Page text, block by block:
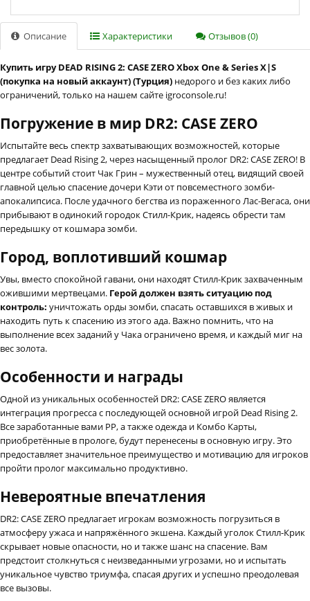
Описание Характеристики Отзывов (0)
Купить игру DEAD RISING 2: CASE ZERO Xbox One & Series X|S
(покупка на новый аккаунт) (Турция) недорого и без каких либо
ограничений, только на нашем сайте igroconsole.ru!
Погружение в мир DR2: CASE ZERO
Испытайте весь спектр захватывающих возможностей, которые
предлагает Dead Rising 2, через насыщенный пролог DR2: CASE ZERO! В
центре событий стоит Чак Грин – мужественный отец, видящий своей
главной целью спасение дочери Кэти от повсеместного зомби-
апокалипсиса. После удачного бегства из пораженного Лас-Вегаса, они
прибывают в одинокий городок Стилл-Крик, надеясь обрести там
передышку от кошмара зомби.
Город, воплотивший кошмар
Увы, вместо спокойной гавани, они находят Стилл-Крик захваченным
ожившими мертвецами. Герой должен взять ситуацию под
контроль: уничтожать орды зомби, спасать оставшихся в живых и
находить путь к спасению из этого ада. Важно помнить, что на
выполнение всех заданий у Чака ограничено время, и каждый миг на
вес золота.
Особенности и награды
Одной из уникальных особенностей DR2: CASE ZERO является
интеграция прогресса с последующей основной игрой Dead Rising 2.
Все заработанные вами PP, а также одежда и Комбо Карты,
приобретённые в прологе, будут перенесены в основную игру. Это
предоставляет значительное преимущество и мотивацию для игроков
пройти пролог максимально продуктивно.
Невероятные впечатления
DR2: CASE ZERO предлагает игрокам возможность погрузиться в
атмосферу ужаса и напряжённого экшена. Каждый уголок Стилл-Крик
скрывает новые опасности, но и также шанс на спасение. Вам
предстоит столкнуться с неизведанными угрозами, но и испытать
уникальное чувство триумфа, спасая других и успешно преодолевая
все вызовы.